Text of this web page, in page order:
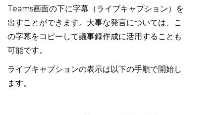
Teams画面の下に字幕（ライブキャプション）を
出すことができます。大事な発言については、こ
の字幕をコピーして議事録作成に活用することも
可能です。
ライブキャプションの表示は以下の手順で開始し
ます。